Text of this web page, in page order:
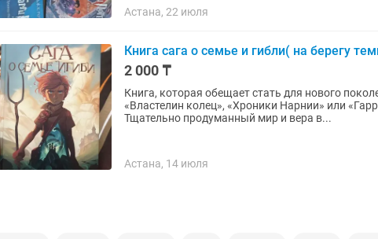
Астана, 22 июля
Книга сага о семье и гибли( на берегу
2 000 ₸
Книга, которая обещает стать для нового
«Властелин колец», «Хроники Нарнии» или
Тщательно продуманный мир и вера в...
Астана, 14 июля